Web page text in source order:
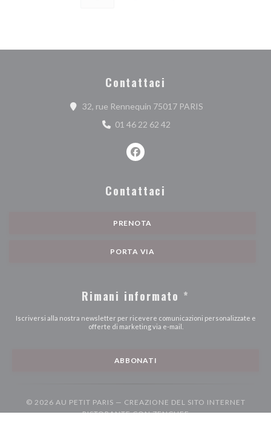
Contattaci
32, rue Rennequin 75017 PARIS((apre una nuova
01 46 22 62 42
Facebook ((apre una nuova
Contattaci
PRENOTA
PORTA VIA
Rimani informato *
Iscriversi alla nostra newsletter per ricevere comunicazioni personalizzate e
offerte di marketing via e-mail.
ABBONATI
© 2026 AU PETIT PARIS — CREAZIONE DEL SITO INTERNET
RISTORANTE CONZENCHEF((APRE UNA NUOVA